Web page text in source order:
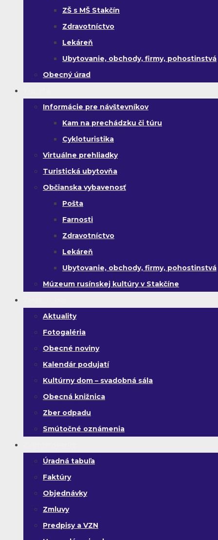
ZŠ s MŠ Stakčín
Zdravotníctvo
Lekáreň
Ubytovanie, obchody, firmy, pohostinstvá
Obecný úrad
Informácie pre návštevníkov
Kam na prechádzku či túru
Cykloturistika
Virtuálne prehliadky
Turistická ubytovňa
Občianska vybavenosť
Pošta
Farnosti
Zdravotníctvo
Lekáreň
Ubytovanie, obchody, firmy, pohostinstvá
Múzeum rusínskej kultúry v Stakčíne
Aktuality
Fotogaléria
Obecné noviny
Kalendár podujatí
Kultúrny dom – svadobná sála
Obecná knižnica
Zber odpadu
Smútočné oznámenia
Úradná tabuľa
Faktúry
Objednávky
Zmluvy
Predpisy a VZN